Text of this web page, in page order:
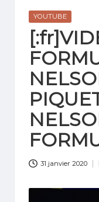
R
M
U
L
E
M
O
Y
premiers
Posted
YOUTUBE
31 janvier 2020